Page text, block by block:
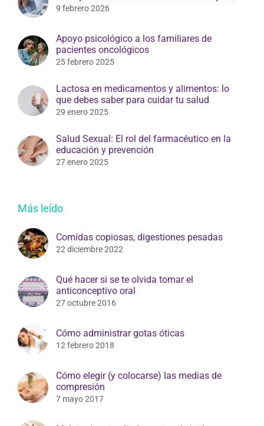
25 febrero 2025
Lactosa en medicamentos y alimentos: lo
que debes saber para cuidar tu salud
29 enero 2025
Salud Sexual: El rol del farmacéutico en la
educación y prevención
27 enero 2025
Más leído
anticonceptivo oral
27 octubre 2016
Cómo administrar gotas óticas
12 febrero 2018
compresión
7 mayo 2017
Melatonina: tu aliada contra el «jet-lag»
30 marzo 2017